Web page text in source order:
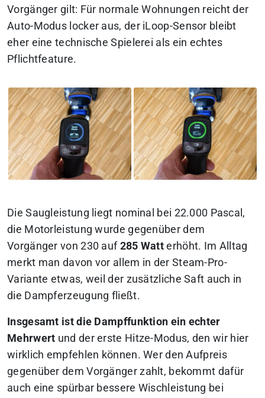
Vorgänger gilt: Für normale Wohnungen reicht der
Auto-Modus locker aus, der iLoop-Sensor bleibt
eher eine technische Spielerei als ein echtes
Pflichtfeature.
Die Saugleistung liegt nominal bei 22.000 Pascal,
die Motorleistung wurde gegenüber dem
Vorgänger von 230 auf 285 Watt erhöht. Im Alltag
merkt man davon vor allem in der Steam-Pro-
Variante etwas, weil der zusätzliche Saft auch in
die Dampferzeugung fließt.
Insgesamt ist die Dampffunktion ein echter
Mehrwert und der erste Hitze-Modus, den wir hier
wirklich empfehlen können. Wer den Aufpreis
gegenüber dem Vorgänger zahlt, bekommt dafür
auch eine spürbar bessere Wischleistung bei